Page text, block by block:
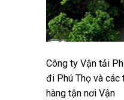
Công ty Vận tải
đi Phú Thọ và các
hàng tận nơi Vận